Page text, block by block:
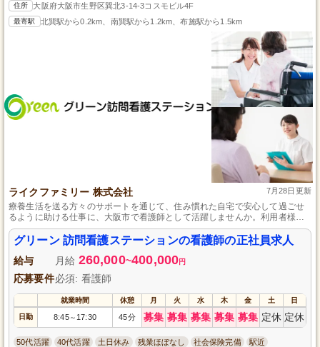
住所 大阪府大阪市生野区巽北3-14-3コスモビル4F
最寄駅 北巽駅から0.2km、南巽駅から1.2km、布施駅から1.5km
ライクファミリー 株式会社 7月28日更新
療養生活を送る方々のサポートを通じて、住み慣れた自宅で安心して過ごせ
るように助ける仕事に、大阪市で看護師として活躍しませんか。利用者様の
健康と日常生活を支える中で、スタッフ間のコミュニケーションも大切にし
て、柔軟なケアを実現しています。直行直帰OKや在宅での記録が可能など、
効率良く働ける環境を整えています。
グリーン 訪問看護ステーションの看護師の正社員求人
給与 月給 260,000~400,000円
応募要件必須: 看護師
就業時間 休憩 月 火 水 木 金 土 日
日勤 8:45～ 17:30 45分 募集 募集 募集 募集 募集 定休 定休
50代活躍 40代活躍 土日休み 残業ほぼなし 社会保険完備 駅近